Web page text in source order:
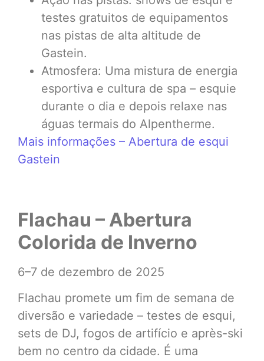
testes gratuitos de equipamentos
nas pistas de alta altitude de
Gastein.
Atmosfera: Uma mistura de energia
esportiva e cultura de spa – esquie
durante o dia e depois relaxe nas
águas termais do Alpentherme.
Mais informações – Abertura de esqui
Gastein
Flachau – Abertura
Colorida de Inverno
6–7 de dezembro de 2025
Flachau promete um fim de semana de
diversão e variedade – testes de esqui,
sets de DJ, fogos de artifício e après-ski
bem no centro da cidade. É uma